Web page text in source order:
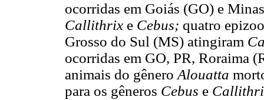
ocorridas em Goiás (GO) e
Callithrix e Cebus; quatro
Grosso do Sul (MS) atingiram
ocorridas em GO, PR, Roraima
animais do gênero Alouatta
para os gêneros Cebus e